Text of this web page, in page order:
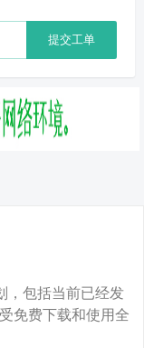
提交工单
，包括当前已经发
免费下载和使用全